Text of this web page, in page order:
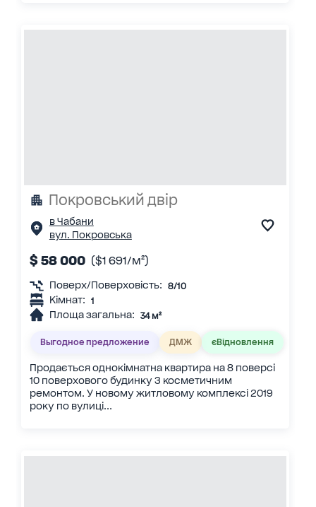
Покровський двір
в Чабани
вул. Покровська
$ 58 000 ($1 691/м²)
Поверх/Поверховість: 8/10
Кімнат: 1
Площа загальна: 34 м²
Выгодное предложение ДМЖ єВідновлення
Продається однокімнатна квартира на 8 поверсі
10 поверхового будинку З косметичним
ремонтом. У новому житловому комплексі 2019
року по вулиці...